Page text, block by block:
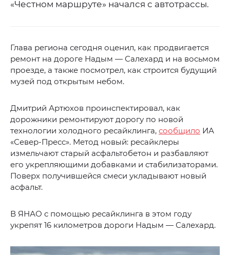
«Честном маршруте» начался с автотрассы.
Глава региона сегодня оценил, как продвигается
ремонт на дороге Надым — Салехард и на восьмом
проезде, а также посмотрел, как строится будущий
музей под открытым небом.
Дмитрий Артюхов проинспектировал, как
дорожники ремонтируют дорогу по новой
технологии холодного ресайклинга, сообщило ИА
«Север-Пресс». Метод новый: ресайклеры
измельчают старый асфальтобетон и разбавляют
его укрепляющими добавками и стабилизаторами.
Поверх получившейся смеси укладывают новый
асфальт.
В ЯНАО с помощью ресайклинга в этом году
укрепят 16 километров дороги Надым — Салехард.